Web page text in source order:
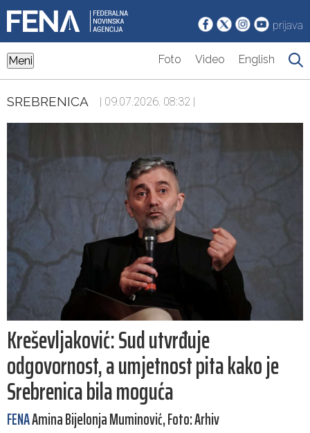
prijava
Meni Foto Video English
SREBRENICA | 09.07.2026. 08:32 |
Kreševljaković: Sud utvrđuje
odgovornost, a umjetnost pita kako je
Srebrenica bila moguća
FENAAmina Bijelonja Muminović, Foto: Arhiv